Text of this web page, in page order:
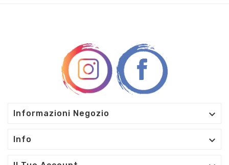
Informazioni Negozio 
Info 